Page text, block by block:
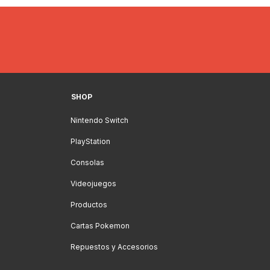
SHOP
Nintendo Switch
PlayStation
Consolas
Videojuegos
Productos
Cartas Pokemon
Repuestos y Accesorios